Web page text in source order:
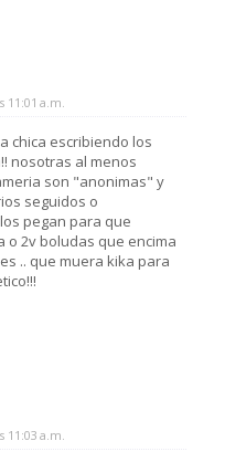
a.m.
chica escribiendo los
nosotras al menos
son "anonimas" y
seguidos o
pegan para que
o 2v boludas que encima
.. que muera kika para
a.m.